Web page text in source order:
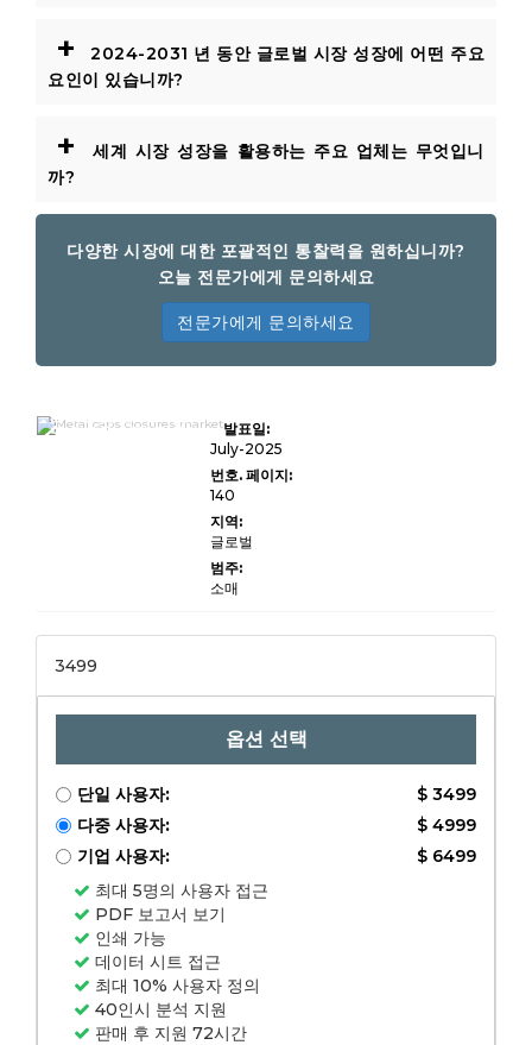
+
2024-2031 년 동안 글로벌 시장 성장에 어떤 주요
요인이 있습니까?
+
세계 시장 성장을 활용하는 주요 업체는 무엇입니
까?
다양한 시장에 대한 포괄적인 통찰력을 원하십니까?
오늘 전문가에게 문의하세요
전문가에게 문의하세요
금속 캡 및 클로저 시장 규
모, 점유율, 성장 및 산업
발표일:
July-2025
번호. 페이지:
140
지역:
글로벌
범주:
소매
3499
옵션 선택
단일 사용자:
$ 3499
다중 사용자:
$ 4999
기업 사용자:
$ 6499
최대 5명의 사용자 접근
PDF 보고서 보기
인쇄 가능
데이터 시트 접근
최대 10% 사용자 정의
40인시 분석 지원
판매 후 지원 72시간